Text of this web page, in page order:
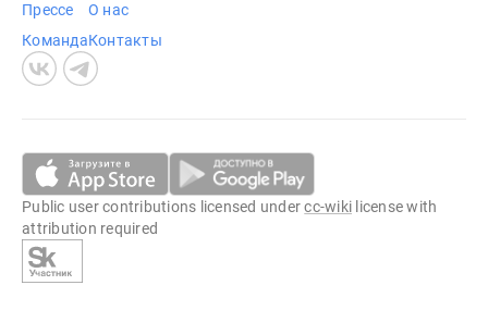
Прессе
Команда
О нас
Контакты
Public user contributions licensed undercc-wiki license with
attribution required